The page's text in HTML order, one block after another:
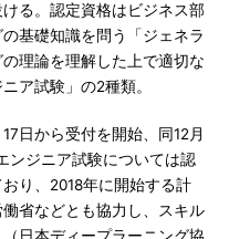
る。認定資格はビジネス部
基礎知識を問う「ジェネラ
理論を理解した上で適切な
ア試験」の2種類。
日から受付を開始、同12月
ンジニア試験については認
り、2018年に開始する計
省などとも協力し、スキル